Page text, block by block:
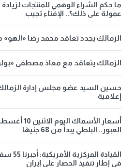
ما حكم الشراء الوهمي للمنتجات
عمولة على ذلك؟.. الإفتاء تجيب
الزمالك يجدد تعاقد محمد رضا «الهو»
الزمالك يتعاقد مع معاذ مصطفى
حسين السيد عضو مجلس إدارة الزمالك
إعلامية
العبور.. البلطي يبدأ من 68 جنيهًا
في إطار تنفيذ الحصار على إيران